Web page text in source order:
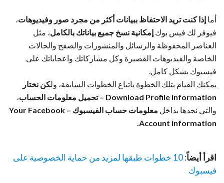
أما إذا كنت تريد الاحتفاظ ببيانات أكثر من مجرد صور وفيديوهات،
فيوفر لك فيس بوك إمكانية نسخ جميع بياناتك بالكامل، مثل
العناصر المحفوظة والرسائل والمنشورات والصفح والحالات
الخاصة والفيديوهات القصيرة وكل مشاركاتك واعجاباتك على
فيسبوك بشكل كامل.
يمكنك القيام بتلك الخطوة باتباع الخطوات السابقة، ولكن نختار
Download Profile information – تحميل معلومات الحساب
،
والتي نجدها بداخل
معلومات حساب الفيسبوك – Your Facebook
Account information.
اقرأ أيضاً:
10 خطوات طبقها لمزيد من حماية الخصوصية على
فيسبوك